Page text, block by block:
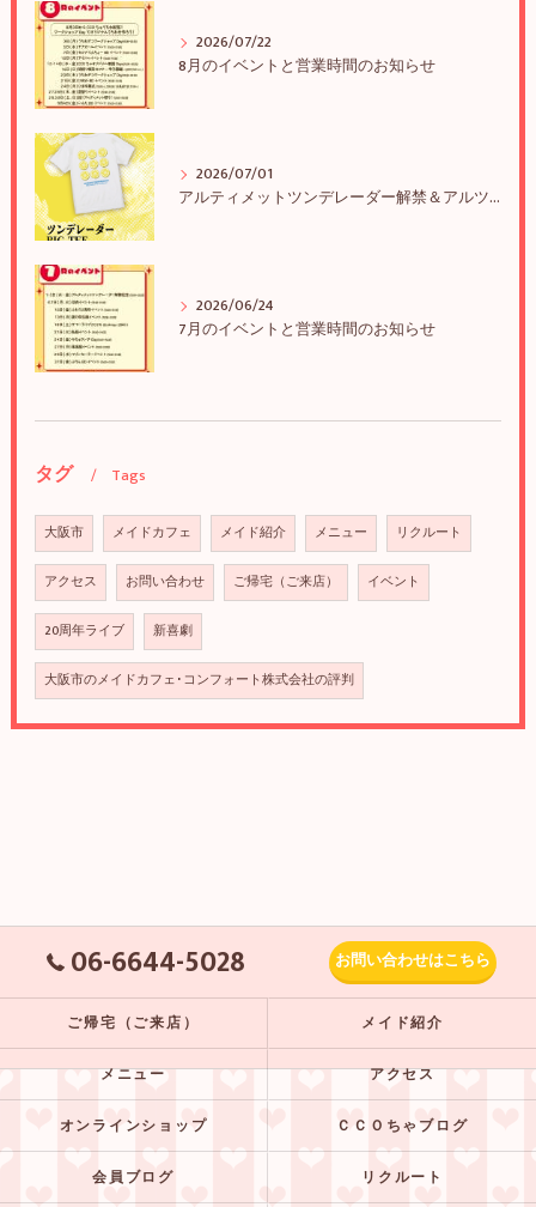
2026/07/22
8月のイベントと営業時間のお知らせ
2026/07/01
アルティメットツンデレーダー解禁＆アルツンBIGTEE販売のお知らせ
2026/06/24
7月のイベントと営業時間のお知らせ
タグ Tags
大阪市 メイドカフェ メイド紹介 メニュー リクルート
アクセス お問い合わせ ご帰宅（ご来店） イベント
20周年ライブ 新喜劇
大阪市のメイドカフェ･コンフォート株式会社の評判
06-6644-5028 お問い合わせはこちら
ご帰宅（ご来店） メイド紹介
メニュー アクセス
オンラインショップ ＣＣＯちゃブログ
会員ブログ リクルート